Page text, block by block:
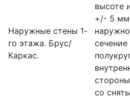
Наружные стены 1-
го этажа. Брус/
Каркас.
высоте
+/- 5
сечение
со